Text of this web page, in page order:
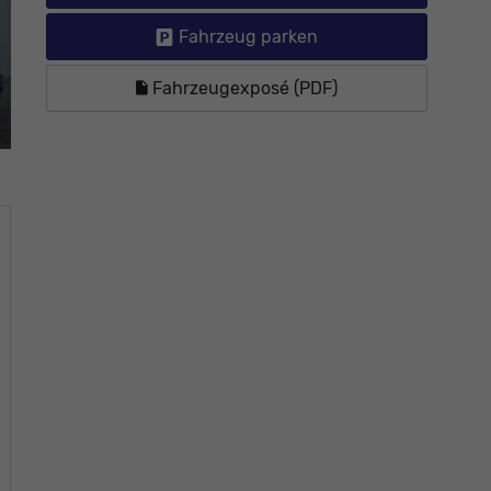
Fahrzeug parken
Fahrzeugexposé (PDF)